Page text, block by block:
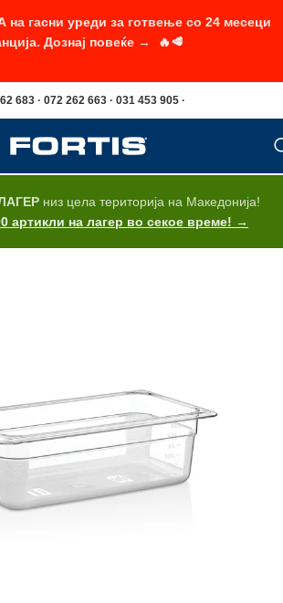
683 · 072 262 663 · 031 453 905 ·
низ цела територија на Македонија!
артикли на лагер во секое време! →
гасни уреди за готвење со 24 месеци
Дознај повеќе → 🔥🥩